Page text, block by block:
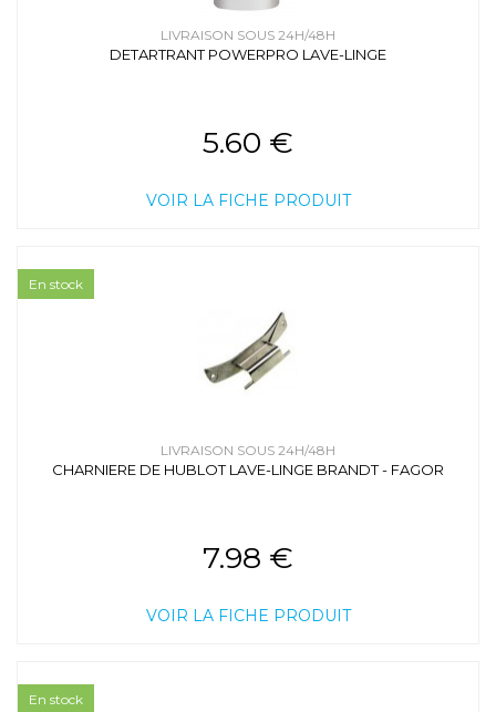
LIVRAISON SOUS 24H/48H
DETARTRANT POWERPRO LAVE-LINGE
5.60 €
VOIR LA FICHE PRODUIT
LIVRAISON SOUS 24H/48H
CHARNIERE DE HUBLOT LAVE-LINGE BRANDT - FAGOR
7.98 €
VOIR LA FICHE PRODUIT
En stock
En stock